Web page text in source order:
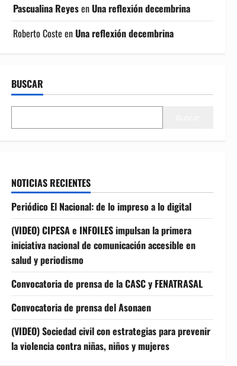
Pascualina ReyesenUna reflexión decembrina
Roberto Coste enUna reflexión decembrina
BUSCAR
NOTICIAS RECIENTES
Periódico El Nacional: de lo impreso a lo digital
(VIDEO) CIPESA e INFOILES impulsan la primera
iniciativa nacional de comunicación accesible en
salud y periodismo
Convocatoria de prensa de la CASC y FENATRASAL
Convocatoria de prensa del Asonaen
(VIDEO) Sociedad civil con estrategias para prevenir
la violencia contra niñas, niños y mujeres